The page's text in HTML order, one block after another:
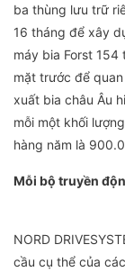
ba thùng lưu trữ
16 tháng để xây
máy bia Forst 154
mặt trước để
xuất bia châu Âu
mỗi một khối
hàng năm là
Mỗi bộ truyền
NORD
cầu cụ thể của